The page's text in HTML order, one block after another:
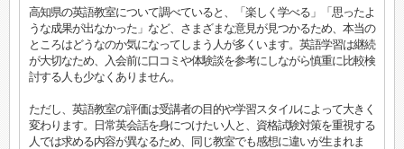
高知県の英語教室について調べていると、「楽しく学べる」「思ったよ
うな成果が出なかった」など、さまざまな意見が見つかるため、本当の
ところはどうなのか気になってしまう人が多くいます。英語学習は継続
が大切なため、入会前に口コミや体験談を参考にしながら慎重に比較検
討する人も少なくありません。
ただし、英語教室の評価は受講者の目的や学習スタイルによって大きく
変わります。日常英会話を身につけたい人と、資格試験対策を重視する
人では求める内容が異なるため、同じ教室でも感想に違いが生まれま